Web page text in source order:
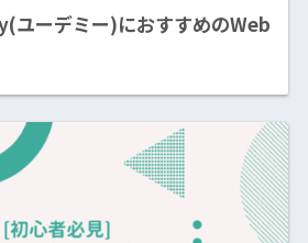
ユーデミー)におすすめのWeb